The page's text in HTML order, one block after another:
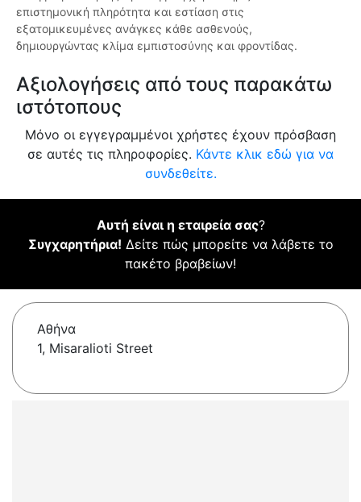
επιστημονική πληρότητα και εστίαση στις
εξατομικευμένες ανάγκες κάθε ασθενούς,
δημιουργώντας κλίμα εμπιστοσύνης και φροντίδας.
Αξιολογήσεις από τους παρακάτω
ιστότοπους
Μόνο οι εγγεγραμμένοι χρήστες έχουν πρόσβαση
σε αυτές τις πληροφορίες. Κάντε κλικ εδώ για να
συνδεθείτε.
Αυτή είναι η εταιρεία σας?
Συγχαρητήρια! Δείτε πώς μπορείτε να λάβετε το
πακέτο βραβείων!
Αθήνα
1, Misaralioti Street